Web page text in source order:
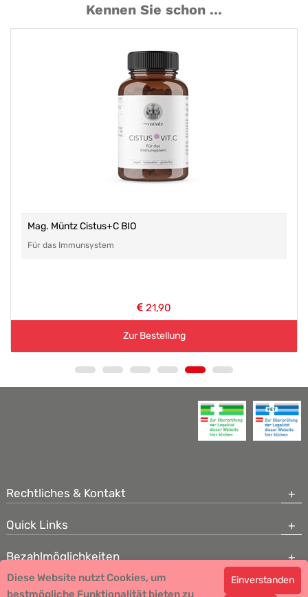
Kennen Sie schon ...
Mag. Müntz Cistus+C BIO
Für das Immunsystem
21,90
Zur Bestellung
Rechtliches & Kontakt
Quick Links
Bezahlmöglichkeiten
Copyright © 2026 Team Santé Salvator Apotheke - GDP zertifiziert
Diese Website nutzt Cookies, um
bestmögliche Funktionalität bieten zu
Einverstanden